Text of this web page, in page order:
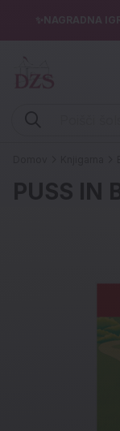
✨NAGRADNA
Vpišite iskalni
PUSS IN